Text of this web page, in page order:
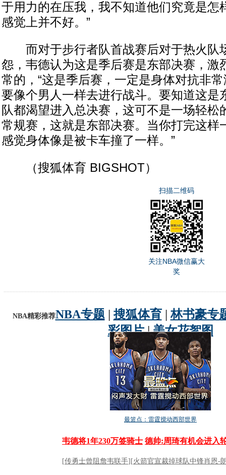
于用力的在压我，我不知道他们究竟是怎
感觉上并不好。”
而对于步行者队首战赛后对于热火队
怨，韦德认为这是季后赛是东部决赛，激
常的，“这是季后赛，一定是身体对抗非
要像个男人一样去进行战斗。要知道这是
队都渴望进入总决赛，这可不是一场轻松
常规赛，这就是东部决赛。当你打完这样
感觉身体像是被卡车撞了一样。”
（搜狐体育 BIGSHOT）
扫描二维码
关注NBA微信赢大
奖